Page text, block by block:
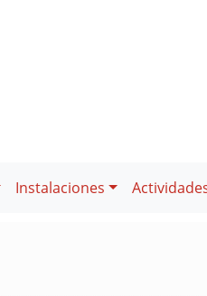
Instalaciones